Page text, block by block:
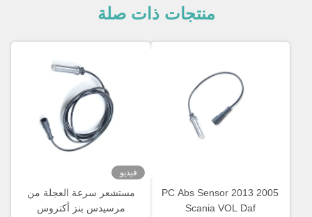
منتجات ذات صلة
2005 2013 PC Abs Sensor
Scania VOL Daf
فيديو
مستشعر سرعة العجلة من
مرسيدس بنز أكتروس